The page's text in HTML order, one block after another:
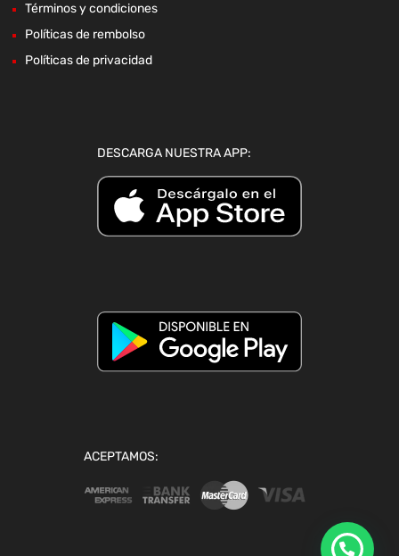
Términos y condiciones
Políticas de rembolso
Políticas de privacidad
DESCARGA NUESTRA APP:
ACEPTAMOS: